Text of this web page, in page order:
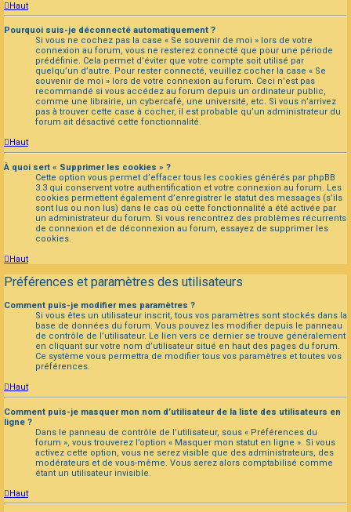
Haut
Pourquoi suis-je déconnecté automatiquement ?
Si vous ne cochez pas la case « Se souvenir de moi » lors de votre
connexion au forum, vous ne resterez connecté que pour une période
prédéfinie. Cela permet d’éviter que votre compte soit utilisé par
quelqu’un d’autre. Pour rester connecté, veuillez cocher la case « Se
souvenir de moi » lors de votre connexion au forum. Ceci n’est pas
recommandé si vous accédez au forum depuis un ordinateur public,
comme une librairie, un cybercafé, une université, etc. Si vous n’arrivez
pas à trouver cette case à cocher, il est probable qu’un administrateur du
forum ait désactivé cette fonctionnalité.
Haut
À quoi sert « Supprimer les cookies » ?
Cette option vous permet d’effacer tous les cookies générés par phpBB
3.3 qui conservent votre authentification et votre connexion au forum. Les
cookies permettent également d’enregistrer le statut des messages (s’ils
sont lus ou non lus) dans le cas où cette fonctionnalité a été activée par
un administrateur du forum. Si vous rencontrez des problèmes récurrents
de connexion et de déconnexion au forum, essayez de supprimer les
cookies.
Haut
Préférences et paramètres des utilisateurs
Comment puis-je modifier mes paramètres ?
Si vous êtes un utilisateur inscrit, tous vos paramètres sont stockés dans la
base de données du forum. Vous pouvez les modifier depuis le panneau
de contrôle de l’utilisateur. Le lien vers ce dernier se trouve généralement
en cliquant sur votre nom d’utilisateur situé en haut des pages du forum.
Ce système vous permettra de modifier tous vos paramètres et toutes vos
préférences.
Haut
Comment puis-je masquer mon nom d’utilisateur de la liste des utilisateurs en
ligne ?
Dans le panneau de contrôle de l’utilisateur, sous « Préférences du
forum », vous trouverez l’option « Masquer mon statut en ligne ». Si vous
activez cette option, vous ne serez visible que des administrateurs, des
modérateurs et de vous-même. Vous serez alors comptabilisé comme
étant un utilisateur invisible.
Haut